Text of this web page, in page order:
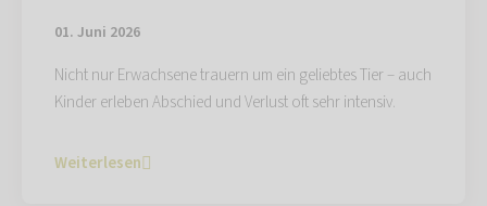
01. Juni 2026
Nicht nur Erwachsene trauern um ein geliebtes Tier – auch
Kinder erleben Abschied und Verlust oft sehr intensiv.
Weiterlesen